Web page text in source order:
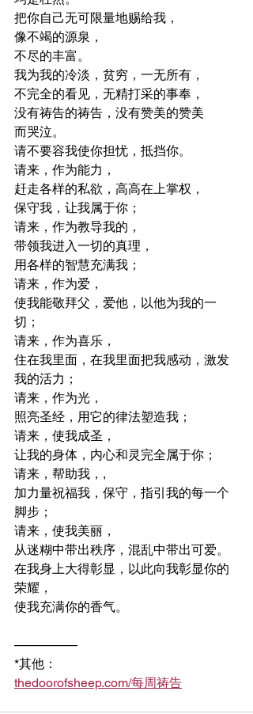
把你自己无可限量地赐给我，
像不竭的源泉，
不尽的丰富。
我为我的冷淡，贫穷，一无所有，
不完全的看见，无精打采的事奉，
没有祷告的祷告，没有赞美的赞美
而哭泣。
请不要容我使你担忧，抵挡你。
请来，作为能力，
赶走各样的私欲，高高在上掌权，
保守我，让我属于你；
请来，作为教导我的，
带领我进入一切的真理，
用各样的智慧充满我；
请来，作为爱，
使我能敬拜父，爱他，以他为我的一
切；
请来，作为喜乐，
住在我里面，在我里面把我感动，激发
我的活力；
请来，作为光，
照亮圣经，用它的律法塑造我；
请来，使我成圣，
让我的身体，内心和灵完全属于你；
请来，帮助我，,
加力量祝福我，保守，指引我的每一个
脚步；
请来，使我美丽，
从迷糊中带出秩序，混乱中带出可爱。
在我身上大得彰显，以此向我彰显你的
荣耀，
使我充满你的香气。
—————
*其他：
thedoorofsheep.com/每周祷告